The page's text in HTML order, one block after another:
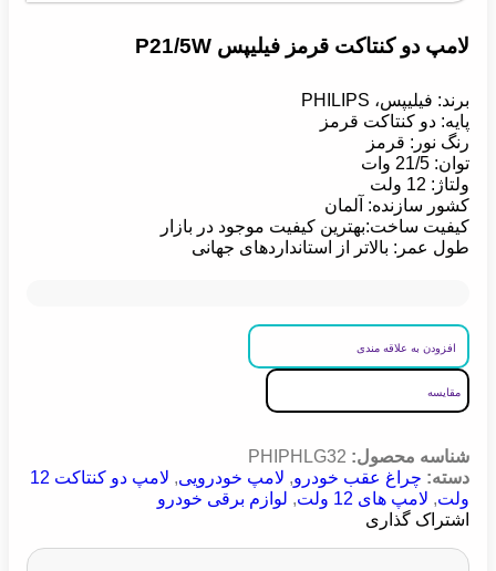
لامپ دو کنتاکت قرمز فیلیپس P21/5W
برند: فیلیپس، PHILIPS
پایه: دو کنتاکت قرمز
رنگ نور: قرمز
توان: 21/5 وات
ولتاژ: 12 ولت
کشور سازنده: آلمان
کیفیت ساخت:بهترین کیفیت موجود در بازار
طول عمر: بالاتر از استانداردهای جهانی
افزودن به علاقه مندی
مقایسه
شناسه محصول: PHIPHLG32
دسته: چراغ عقب خودرو, لامپ خودرویی,
لامپ دو کنتاکت 12
ولت, لامپ های 12 ولت , لوازم برقی خودرو
اشتراک گذاری